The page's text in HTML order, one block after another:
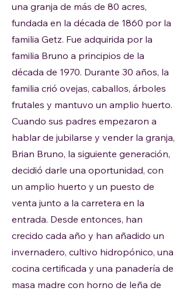
una granja de más de 80 acres,
fundada en la década de 1860 por la
familia Getz. Fue adquirida por la
familia Bruno a principios de la
década de 1970. Durante 30 años, la
familia crió ovejas, caballos, árboles
frutales y mantuvo un amplio huerto.
Cuando sus padres empezaron a
hablar de jubilarse y vender la granja,
Brian Bruno, la siguiente generación,
decidió darle una oportunidad, con
un amplio huerto y un puesto de
venta junto a la carretera en la
entrada. Desde entonces, han
crecido cada año y han añadido un
invernadero, cultivo hidropónico, una
cocina certificada y una panadería de
masa madre con horno de leña de